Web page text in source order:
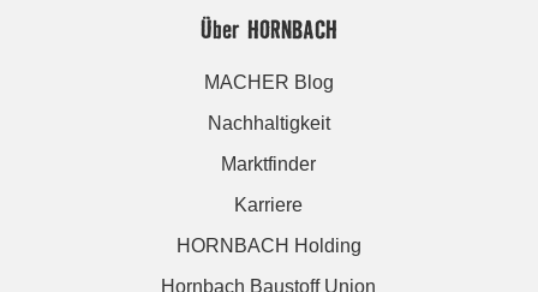
Über HORNBACH
MACHER Blog
Nachhaltigkeit
Marktfinder
Karriere
HORNBACH Holding
Hornbach Baustoff Union